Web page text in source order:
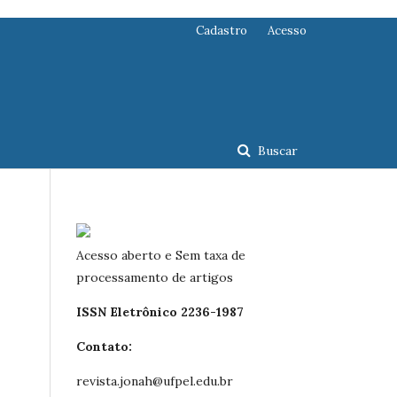
Buscar
Cadastro Acesso
Acesso aberto e Sem taxa de
processamento de artigos
ISSN Eletrônico 2236-1987
Contato:
revista.jonah@ufpel.edu.br